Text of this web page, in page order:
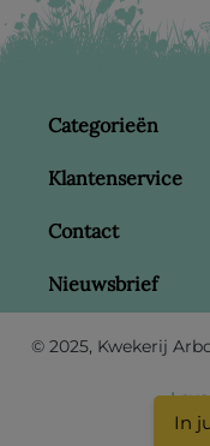
Categorieën
Klantenservice
Contact
Nieuwsbrief
© 2025, Kwekerij
In